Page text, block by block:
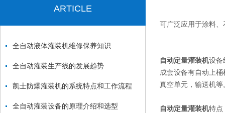
ARTICLE
全自动液体灌装机维修保养知识
全自动灌装生产线的发展趋势
凯士防爆灌装机的系统特点和工作流程
全自动灌装设备的原理介绍和选型
可广泛应用于涂料
自动定量灌装机设备
成套设备有自动上
真空单元，输送机等
自动定量灌装机特